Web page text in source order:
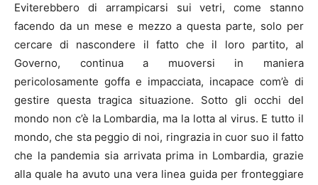
Eviterebbero di arrampicarsi sui vetri, come stanno
facendo da un mese e mezzo a questa parte, solo per
cercare di nascondere il fatto che il loro partito, al
Governo, continua a muoversi in maniera
pericolosamente goffa e impacciata, incapace com’è di
gestire questa tragica situazione. Sotto gli occhi del
mondo non c’è la Lombardia, ma la lotta al virus. E tutto il
mondo, che sta peggio di noi, ringrazia in cuor suo il fatto
che la pandemia sia arrivata prima in Lombardia, grazie
alla quale ha avuto una vera linea guida per fronteggiare